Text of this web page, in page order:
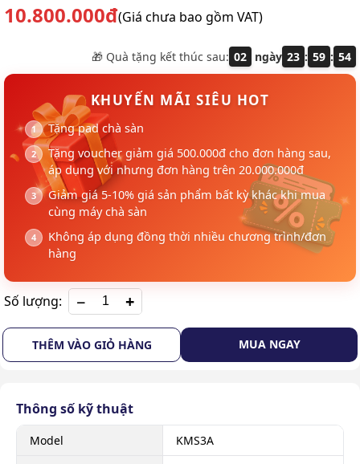
10.800.000đ(Giá chưa bao gồm VAT)
🎁 Quà tặng kết thúc sau: 02 ngày 23 : 59 : 53
KHUYẾN MÃI SIÊU HOT
Tặng pad chà sàn
Tặng voucher giảm giá 500.000đ cho đơn hàng sau,
áp dụng với nhưng đơn hàng trên 20.000.000đ
Giảm giá 5-10% giá sản phẩm bất kỳ khác khi mua
cùng máy chà sàn
Không áp dụng đồng thời nhiều chương trình/đơn
hàng
Số lượng: +
THÊM VÀO GIỎ HÀNG MUA NGAY
Thông số kỹ thuật
Model
KMS3A